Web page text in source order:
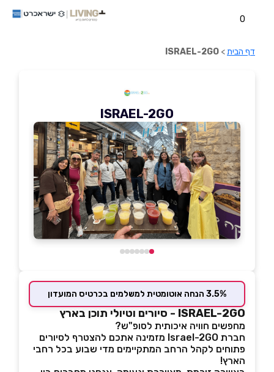
0
דף הבית>
ISRAEL-2GO
ISRAEL-2GO
3.5% הנחה אוטומטית למשלמים בכרטיס המועדון
ISRAEL-2GO - סיורים וטיולי תוכן בארץ
מחפשים חוויה איכותית לסופ"ש?
חברת
Israel-2GO מזמינה אתכם להצטרף לסיורים
פתוחים לקהל הרחב המתקיימים מדי שבוע בכל רחבי
הארץ!